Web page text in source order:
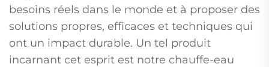
besoins réels dans le monde et à proposer des
solutions propres, efficaces et techniques qui
ont un impact durable. Un tel produit
incarnant cet esprit est notre chauffe-eau